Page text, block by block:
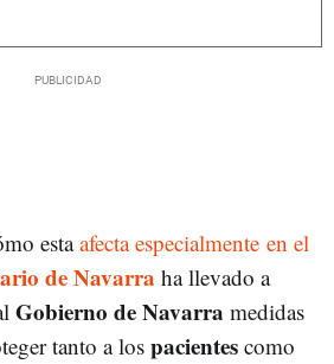
estaafecta especialmente en el
de Navarra ha llevado a
Gobierno de Navarra medidas
tanto a los pacientes como